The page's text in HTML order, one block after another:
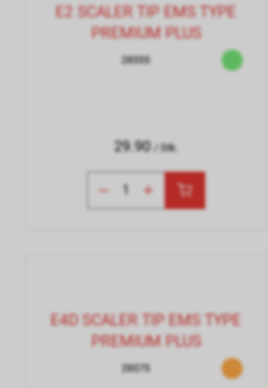
E2 SCALER TIP EMS TYPE
PREMIUM PLUS
28555
29.90 / Stk.
E4D SCALER TIP EMS TYPE
PREMIUM PLUS
28575